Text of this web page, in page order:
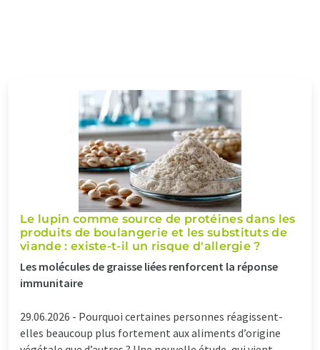
Le lupin comme source de protéines dans les
produits de boulangerie et les substituts de
viande : existe-t-il un risque d'allergie ?
Les molécules de graisse liées renforcent la réponse
immunitaire
29.06.2026 - Pourquoi certaines personnes réagissent-
elles beaucoup plus fortement aux aliments d’origine